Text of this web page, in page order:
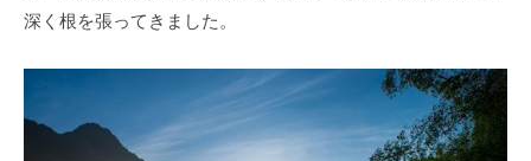
深く根を張ってきました。